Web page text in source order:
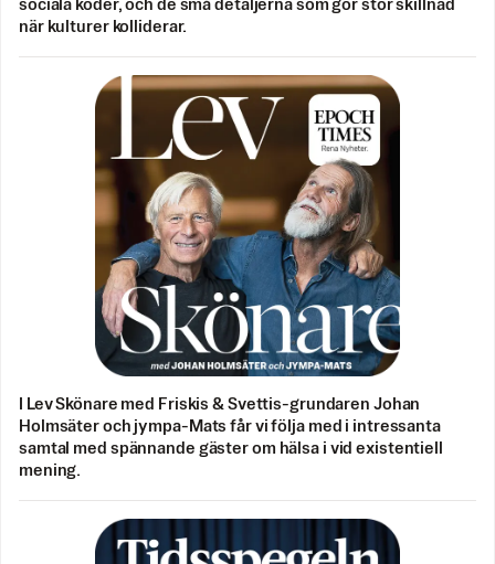
sociala koder, och de små detaljerna som gör stor skillnad
när kulturer kolliderar.
I Lev Skönare med Friskis & Svettis-grundaren Johan
Holmsäter och jympa-Mats får vi följa med i intressanta
samtal med spännande gäster om hälsa i vid existentiell
mening.